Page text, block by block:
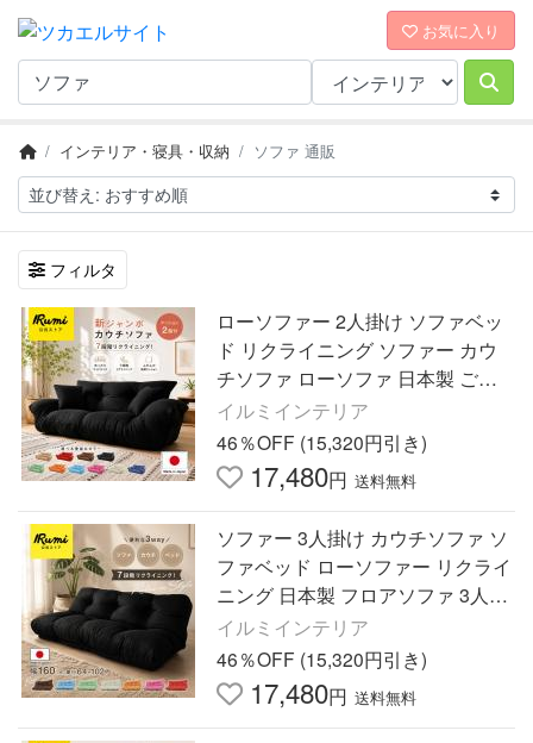
お気に入り
インテリア・寝具・収納 ソファ 通販
フィルタ
ローソファー 2人掛け ソファベッ
ド リクライニング ソファー カウ
チソファ ローソファ 日本製 ごろ
寝ソファ コンパクト 国産ソファ
おすすめ 人気 安い
イルミインテリア
46％OFF (15,320円引き)
17,480円 送料無料
ソファー 3人掛け カウチソファ ソ
ファベッド ローソファー リクライ
ニング 日本製 フロアソファ 3人掛
けソファ ごろ寝ソファ おしゃれ
コンパクト 安い 人気
イルミインテリア
46％OFF (15,320円引き)
17,480円 送料無料